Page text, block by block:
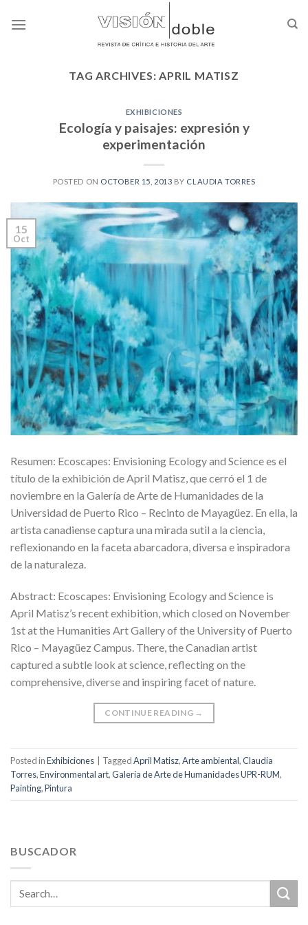
TAG ARCHIVES:APRIL MATISZ
EXHIBICIONES
Ecología y paisajes: expresión y
experimentación
POSTED ON OCTOBER 15, 2013 BY CLAUDIA TORRES
15
Oct
Resumen: Ecoscapes: Envisioning Ecology and Science es el
título de la exhibición de April Matisz, que cerró el 1 de
noviembre en la Galería de Arte de Humanidades de la
Universidad de Puerto Rico – Recinto de Mayagüez. En ella, la
artista canadiense captura una mirada sutil a la ciencia,
reflexionando en la faceta abarcadora, diversa e inspiradora
de la naturaleza.
Abstract: Ecoscapes: Envisioning Ecology and Science is
April Matisz’s recent exhibition, which closed on November
1st at the Humanities Art Gallery of the University of Puerto
Rico – Mayagüez Campus. There, the Canadian artist
captured a subtle look at science, reflecting on the
comprehensive, diverse and inspiring facet of nature.
CONTINUE READING →
Posted inExhibiciones | TaggedApril Matisz,Arte ambiental,Claudia
Torres,Environmental art,Galería de Arte de Humanidades UPR-RUM,
Painting,Pintura
BUSCADOR